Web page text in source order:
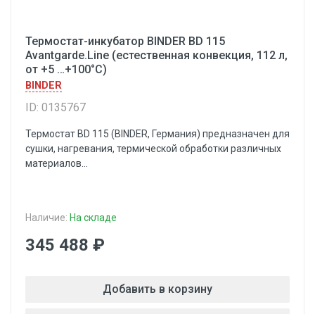
Термостат-инкубатор BINDER BD 115
Avantgarde.Line (естественная конвекция, 112 л,
от +5 …+100°C)
BINDER
ID: 0135767
Термостат BD 115 (BINDER, Германия) предназначен для
сушки, нагревания, термической обработки различных
материалов...
Наличие: На складе
345 488 ₽
Добавить в корзину